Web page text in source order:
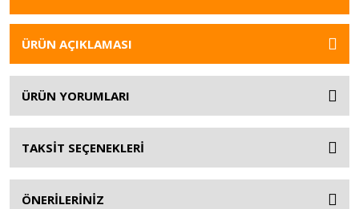
ÜRÜN AÇIKLAMASI
ÜRÜN YORUMLARI
TAKSİT SEÇENEKLERİ
ÖNERİLERİNİZ